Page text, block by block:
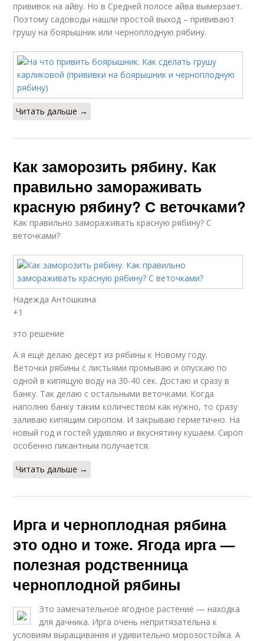
прививок на айву. Но в Средней полосе айва вымерзает.
Поэтому садоводы нашли простой выход – прививают
грушу на боярышник или черноплодную рябину.
Читать дальше →
Как заморозить рябину. Как
правильно замораживать
красную рябину? С веточками?
Как правильно замораживать красную рябину? С
веточками?
Надежда Антошкина
+1
это решение
А я ещё делаю десерт из рябины к Новому году.
Веточки рябины с листьями промываю и опускаю по
одной в кипящую воду на 30-40 сек. Достаю и сразу в
банку. Так делаю с остальными веточками. Когда
наполню банку таким количеством как нужно, то сразу
заливаю кипящим сиропом. И закрываю герметично. На
новый год и гостей удивляю и вкуснятину кушаем. Сироп
особенно пикантным получается.
Читать дальше →
Ирга и черноплодная рябина
это одно и тоже. Ягода ирга —
полезная родственница
черноплодной рябины
Это замечательное ягодное растение — находка
для дачника. Ирга очень непритязательна к
условиям выращивания и удивительно морозостойка. А